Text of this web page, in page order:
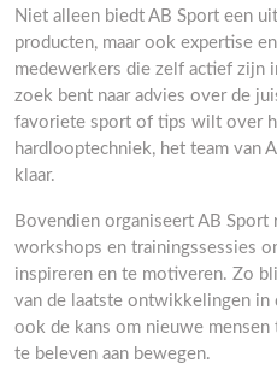
Niet alleen biedt AB Sport een
producten, maar ook expertise
medewerkers die zelf actief zijn
zoek bent naar advies over de
favoriete sport of tips wilt over
hardlooptechniek, het team van
klaar.
Bovendien organiseert AB Sport
workshops en trainingssessies
inspireren en te motiveren. Zo
van de laatste ontwikkelingen in
ook de kans om nieuwe
te beleven aan bewegen.